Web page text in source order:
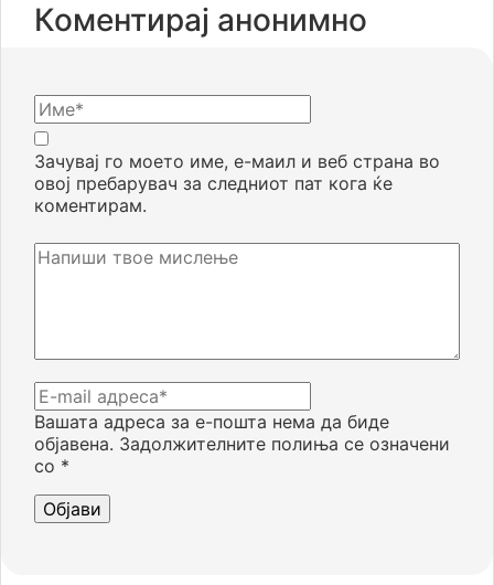
Коментирај анонимно
Вашата адреса за е-пошта нема да биде
објавена. Задолжителните полиња се означени
со *
Зачувај го моето име, е-маил и веб страна во
овој пребарувач за следниот пат кога ќе
коментирам.